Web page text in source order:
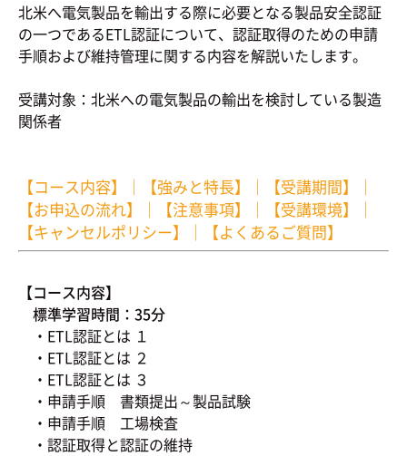
北米へ電気製品を輸出する際に必要となる製品安全認証
の一つであるETL認証について、認証取得のための申請
手順および維持管理に関する内容を解説いたします。
受講対象：北米への電気製品の輸出を検討している製造
関係者
【コース内容】 ｜ 【強みと特長】 ｜ 【受講期間】
｜
【お申込の流れ】
｜ 【注意事項】 ｜ 【受講環境】
｜
【キャンセルポリシー】
｜ 【よくあるご質問】
【コース内容】
標準学習時間：35分
・ETL認証とは １
・ETL認証とは ２
・ETL認証とは ３
・申請手順 書類提出～製品試験
・申請手順 工場検査
・認証取得と認証の維持